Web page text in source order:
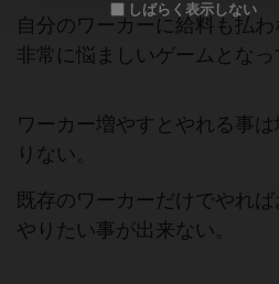
自分のワーカーに給料も払わ
非常に悩ましいゲームとなっ
ワーカー増やすとやれる事
りない。
既存のワーカーだけでやれば
やりたい事が出来ない。
しばらく表示しない